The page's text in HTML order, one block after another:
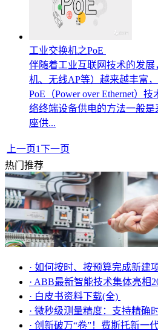
工业交换机之PoE
伴随着工业互联网技术的发
机、无线AP等）越来越丰富
PoE（Power over Ethernet）
络终端设备供电的方法一般
座供...
上一页1下一页
热门推荐
· 如何按时、按预算完成新建
· ABB最新智能技术集体亮相
· 白皮书资料下载(全)
· 微秒级测量精度：支持精确
· 创新破万“卷”！费斯托新一